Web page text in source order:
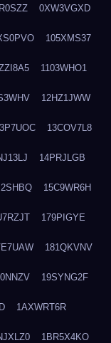
0XW3VGXD
105XMS37
1103WHO1
12HZ1JWW
13COV7L8
14PRJLGB
15C9WR6H
179PIGYE
181QKVNV
19SYNG2F
1AXWRT6R
1BR5X4KO